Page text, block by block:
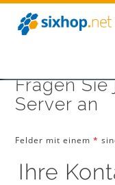
Zum
Inhalt
springen
Fragen
Server an
Felder mit einem*
Ihre